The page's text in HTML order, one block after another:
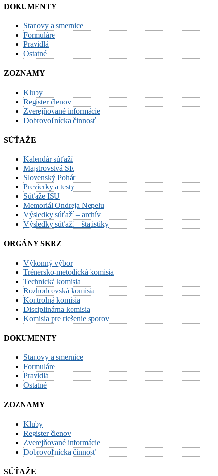
DOKUMENTY
Stanovy a smernice
Formuláre
Pravidlá
Ostatné
ZOZNAMY
Kluby
Register členov
Zverejňované informácie
Dobrovoľnícka činnosť
SÚŤAŽE
Kalendár súťaží
Majstrovstvá SR
Slovenský Pohár
Previerky a testy
Súťaže ISU
Memoriál Ondreja Nepelu
Výsledky súťaží – archív
Výsledky súťaží – štatistiky
ORGÁNY SKRZ
Výkonný výbor
Trénersko-metodická komisia
Technická komisia
Rozhodcovská komisia
Kontrolná komisia
Disciplinárna komisia
Komisia pre riešenie sporov
DOKUMENTY
Stanovy a smernice
Formuláre
Pravidlá
Ostatné
ZOZNAMY
Kluby
Register členov
Zverejňované informácie
Dobrovoľnícka činnosť
SÚŤAŽE